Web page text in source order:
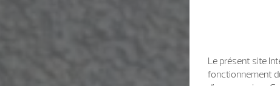
Le présent site
fonctionnement